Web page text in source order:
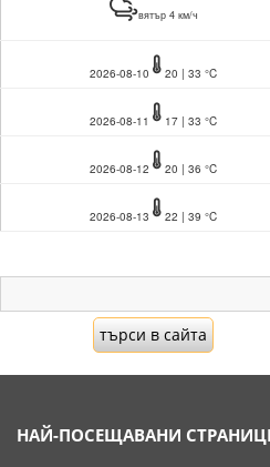
вятър 4 км/ч
2026-08-10 20 | 33 °C
2026-08-11 17 | 33 °C
2026-08-12 20 | 36 °C
2026-08-13 22 | 39 °C
НАЙ-ПОСЕЩАВАНИ